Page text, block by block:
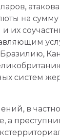
на
их
систем
в
а